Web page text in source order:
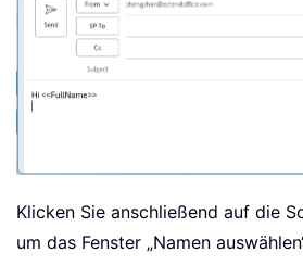
Klicken Sie anschließend auf die
um das Fenster „Namen